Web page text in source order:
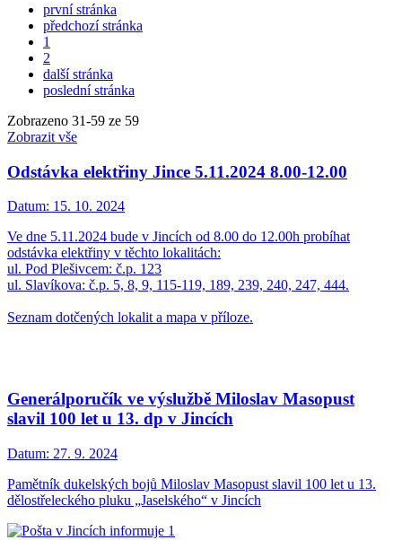
první stránka
předchozí stránka
1
2
další stránka
poslední stránka
Zobrazeno 31-59 ze 59
Zobrazit vše
Odstávka elektřiny Jince 5.11.2024 8.00-12.00
Datum: 15. 10. 2024
Ve dne 5.11.2024 bude v Jincích od 8.00 do 12.00h probíhat
odstávka elektřiny v těchto lokalitách:
ul. Pod Plešivcem: č.p. 123
ul. Slavíkova: č.p. 5, 8, 9, 115-119, 189, 239, 240, 247, 444.
Seznam dotčených lokalit a mapa v příloze.
Generálporučík ve výslužbě Miloslav Masopust
slavil 100 let u 13. dp v Jincích
Datum: 27. 9. 2024
Pamětník dukelských bojů Miloslav Masopust slavil 100 let u 13.
dělostřeleckého pluku „Jaselského“ v Jincích